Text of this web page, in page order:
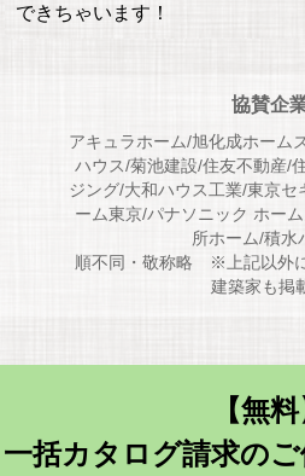
できちゃいます！
協賛企
アキュラホーム/旭化成ホーム
ハウス/菊池建設/住友不動産/
ジング/大和ハウス工業/東京セ
ーム東京/パナソニック ホー
所ホーム/積水
順不同・敬称略 ※上記以外
建築家も掲
【無料
一括カタログ請求の